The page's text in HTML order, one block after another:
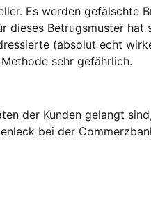
Es werden gefälschte
dieses Betrugsmuster hat
(absolut echt
sehr gefährlich.
der Kunden gelangt
bei der